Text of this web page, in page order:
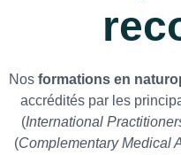
Nos formations en
accrédités par les
(International
(Complementary Medical